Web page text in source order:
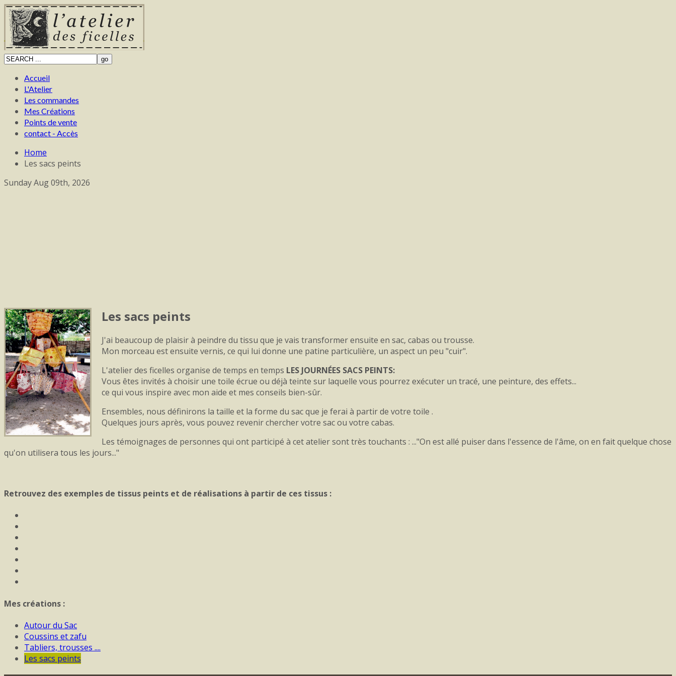
Accueil
L'Atelier
Les commandes
Mes Créations
Points de vente
contact - Accès
Home
Les sacs peints
Sunday Aug 09th, 2026
Les sacs peints
J'ai beaucoup de plaisir à peindre du tissu que je vais transformer ensuite en sac, cabas ou trousse.
Mon morceau est ensuite vernis, ce qui lui donne une patine particulière, un aspect un peu "cuir".
L'atelier des ficelles organise de temps en temps LES JOURNÉES SACS PEINTS:
Vous êtes invités à choisir une toile écrue ou déjà teinte sur laquelle vous pourrez exécuter un tracé, une peinture, des effets...
ce qui vous inspire avec mon aide et mes conseils bien-sûr.
Ensembles, nous définirons la taille et la forme du sac que je ferai à partir de votre toile .
Quelques jours après, vous pouvez revenir chercher votre sac ou votre cabas.
Les témoignages de personnes qui ont participé à cet atelier sont très touchants : ..."On est allé puiser dans l'essence de l'âme, on en fait quelque chose
qu'on utilisera tous les jours..."
Retrouvez des exemples de tissus peints et de réalisations à partir de ces tissus :
Mes créations :
Autour du Sac
Coussins et zafu
Tabliers, trousses ....
Les sacs peints